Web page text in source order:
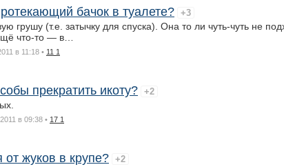
бачок в туалете? +3
грушу (т.е. затычку для спуска). Она то ли чуть-чуть не
что-то — в…
в 11:18 • 11 1
прекратить икоту? +2
в 09:38 • 17 1
от жуков в крупе? +2